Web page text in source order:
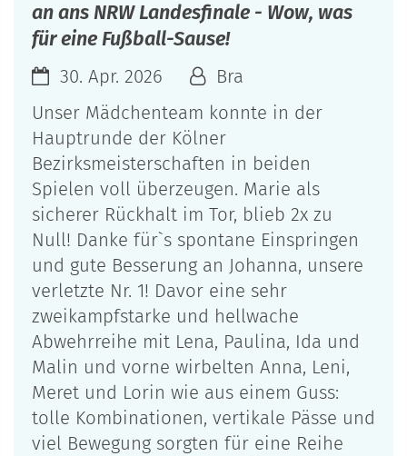
an ans NRW Landesfinale - Wow, was
für eine Fußball-Sause!
30. Apr. 2026
Bra
Unser Mädchenteam konnte in der
Hauptrunde der Kölner
Bezirksmeisterschaften in beiden
Spielen voll überzeugen. Marie als
sicherer Rückhalt im Tor, blieb 2x zu
Null! Danke für`s spontane Einspringen
und gute Besserung an Johanna, unsere
verletzte Nr. 1! Davor eine sehr
zweikampfstarke und hellwache
Abwehrreihe mit Lena, Paulina, Ida und
Malin und vorne wirbelten Anna, Leni,
Meret und Lorin wie aus einem Guss:
tolle Kombinationen, vertikale Pässe und
viel Bewegung sorgten für eine Reihe